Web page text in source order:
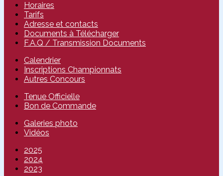
Horaires
Tarifs
Adresse et contacts
Documents à Télécharger
F.A.Q / Transmission Documents
Calendrier
Inscriptions Championnats
Autres Concours
Tenue Officielle
Bon de Commande
Galeries photo
Vidéos
2025
2024
2023